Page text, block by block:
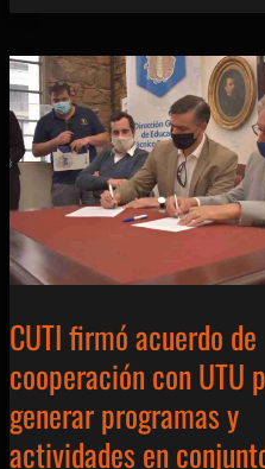
CUTI firmó acuerdo de
cooperación con UTU
generar programas y
actividades en